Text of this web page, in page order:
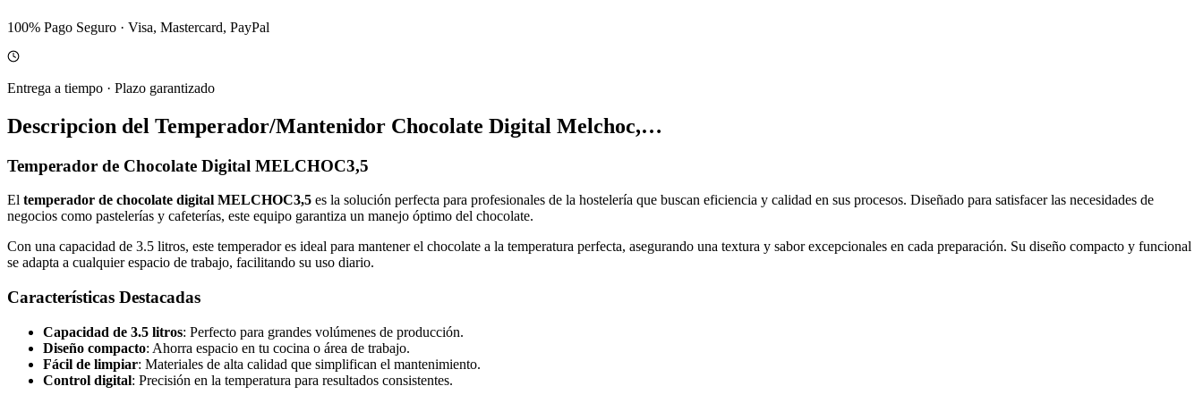
100% Pago Seguro · Visa, Mastercard, PayPal
Entrega a tiempo · Plazo garantizado
Descripcion del Temperador/Mantenidor Chocolate Digital Melchoc,…
Temperador de Chocolate Digital MELCHOC3,5
El temperador de chocolate digital MELCHOC3,5 es la solución perfecta para profesionales de la hostelería que buscan eficiencia y calidad en sus procesos. Diseñado para satisfacer las necesidades de
negocios como pastelerías y cafeterías, este equipo garantiza un manejo óptimo del chocolate.
Con una capacidad de 3.5 litros, este temperador es ideal para mantener el chocolate a la temperatura perfecta, asegurando una textura y sabor excepcionales en cada preparación. Su diseño compacto y funcional
se adapta a cualquier espacio de trabajo, facilitando su uso diario.
Características Destacadas
Capacidad de 3.5 litros: Perfecto para grandes volúmenes de producción.
Diseño compacto: Ahorra espacio en tu cocina o área de trabajo.
Fácil de limpiar: Materiales de alta calidad que simplifican el mantenimiento.
Control digital: Precisión en la temperatura para resultados consistentes.